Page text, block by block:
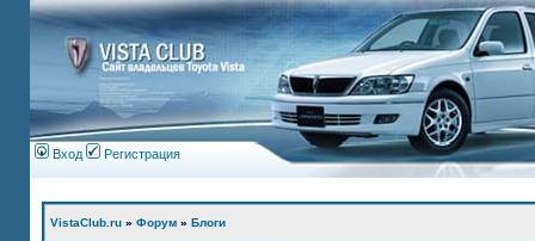
Вход Регистрация
VistaClub.ru » Форум » Блоги